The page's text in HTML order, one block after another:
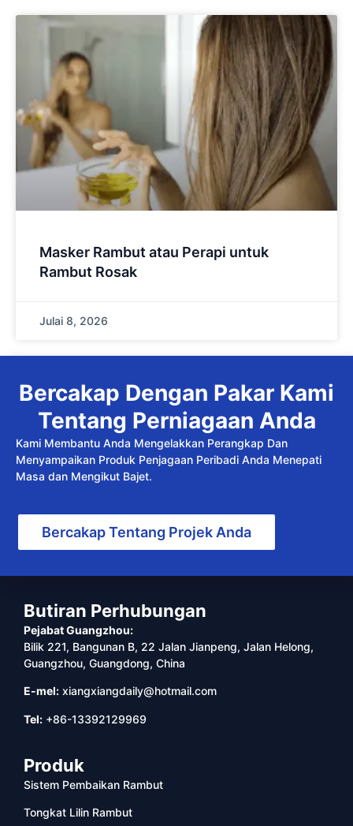
Masker Rambut atau Perapi untuk
Rambut Rosak
Julai 8, 2026
Bercakap Dengan Pakar Kami
Tentang Perniagaan Anda
Kami Membantu Anda Mengelakkan Perangkap Dan
Menyampaikan Produk Penjagaan Peribadi Anda Menepati
Masa dan Mengikut Bajet.
Bercakap Tentang Projek Anda
Butiran Perhubungan
Pejabat Guangzhou:
Bilik 221, Bangunan B, 22 Jalan Jianpeng, Jalan Helong,
Guangzhou, Guangdong, China
E-mel: xiangxiangdaily@hotmail.com
Tel: +86-13392129969
Produk
Sistem Pembaikan Rambut
Tongkat Lilin Rambut